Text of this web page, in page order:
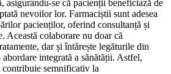
asigurându-se că pacienții beneficiază de
nevoilor lor. Farmaciștii sunt adesea
pacienților, oferind consultanță și
Această colaborare nu doar că
dar și întărește legăturile din
integrată a sănătății. Astfel,
semnificativ la